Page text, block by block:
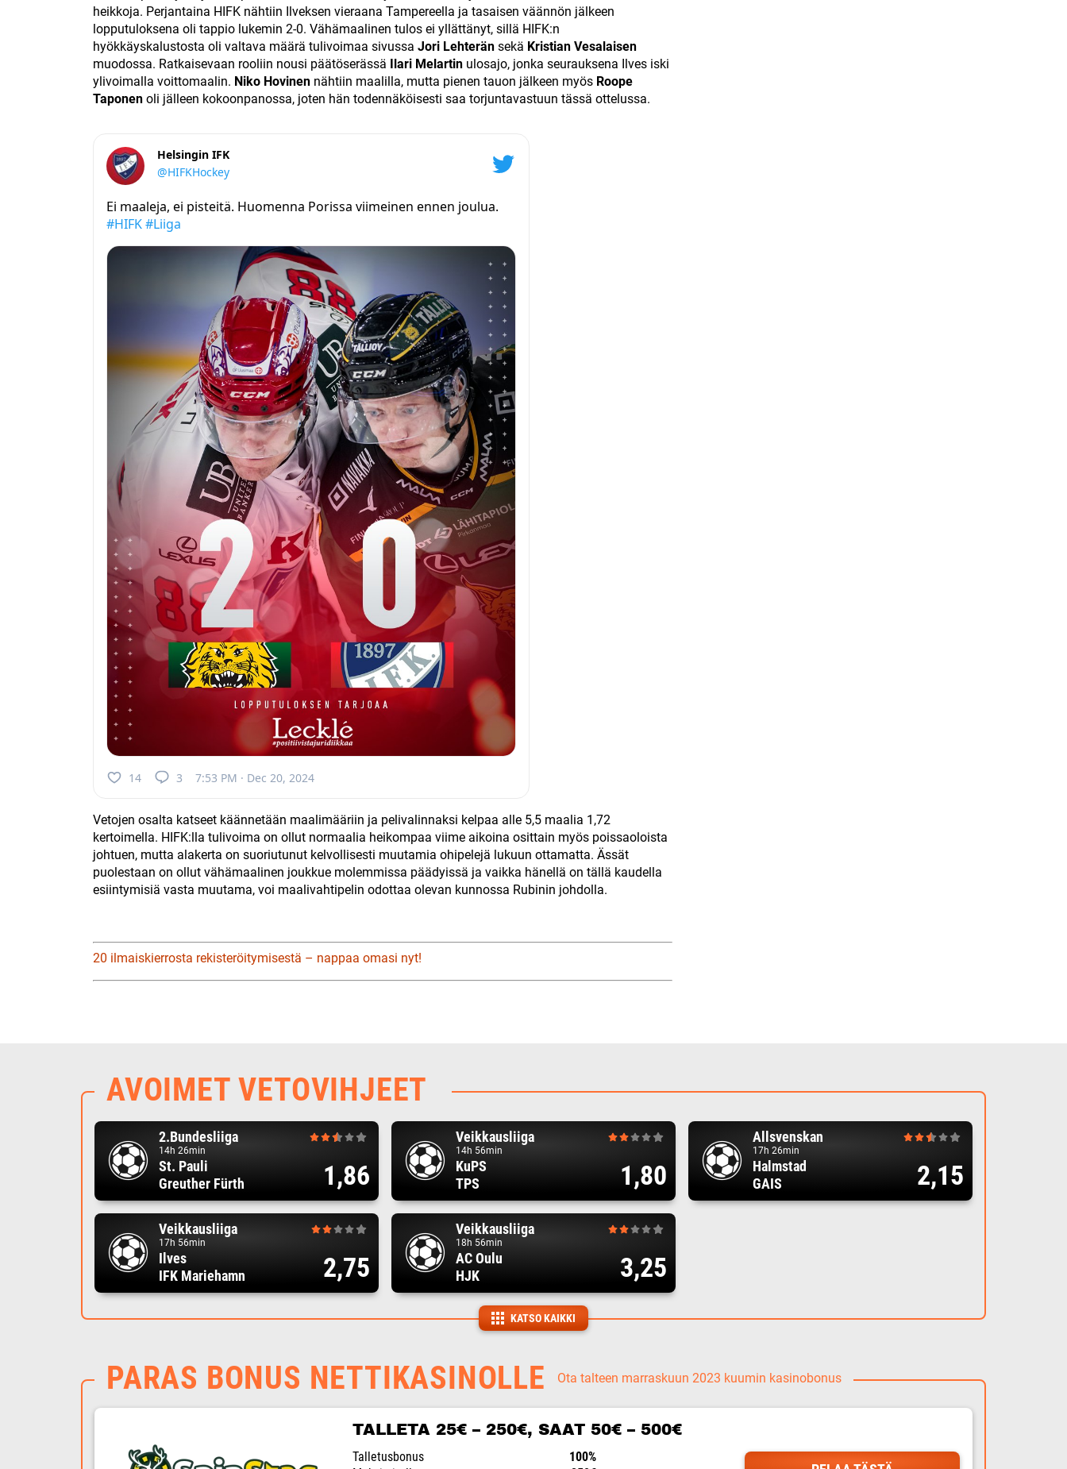
heikkoja. Perjantaina HIFK nähtiin Ilveksen vieraana Tampereella ja tasaisen väännön jälkeen
lopputuloksena oli tappio lukemin 2-0. Vähämaalinen tulos ei yllättänyt, sillä HIFK:n
hyökkäyskalustosta oli valtava määrä tulivoimaa sivussa Jori Lehterän sekä Kristian Vesalaisen
muodossa. Ratkaisevaan rooliin nousi päätöserässä Ilari Melartin ulosajo, jonka seurauksena Ilves iski
ylivoimalla voittomaalin. Niko Hovinen nähtiin maalilla, mutta pienen tauon jälkeen myös Roope
Taponen oli jälleen kokoonpanossa, joten hän todennäköisesti saa torjuntavastuun tässä ottelussa.
Helsingin IFK
@HIFKHockey
Ei maaleja, ei pisteitä. Huomenna Porissa viimeinen ennen joulua.
#HIFK#Liiga
14 3 7:53 PM · Dec 20, 2024
Vetojen osalta katseet käännetään maalimääriin ja pelivalinnaksi kelpaa alle 5,5 maalia 1,72
kertoimella. HIFK:lla tulivoima on ollut normaalia heikompaa viime aikoina osittain myös poissaoloista
johtuen, mutta alakerta on suoriutunut kelvollisesti muutamia ohipelejä lukuun ottamatta. Ässät
puolestaan on ollut vähämaalinen joukkue molemmissa päädyissä ja vaikka hänellä on tällä kaudella
esiintymisiä vasta muutama, voi maalivahtipelin odottaa olevan kunnossa Rubinin johdolla.
20 ilmaiskierrosta rekisteröitymisestä – nappaa omasi nyt!
AVOIMET VETOVIHJEET
2.Bundesliiga
14h 26min
St. Pauli
Greuther Fürth
1,86
Veikkausliiga
14h 56min
KuPS
TPS
1,80
Allsvenskan
17h 26min
Halmstad
GAIS
2,15
Veikkausliiga
17h 56min
Ilves
IFK Mariehamn
2,75
Veikkausliiga
18h 56min
AC Oulu
HJK
3,25
KATSO KAIKKI
PARAS BONUS NETTIKASINOLLE Ota talteen marraskuun 2023 kuumin kasinobonus
TALLETA 25€ – 250€, SAAT 50€ – 500€
Talletusbonus
100%